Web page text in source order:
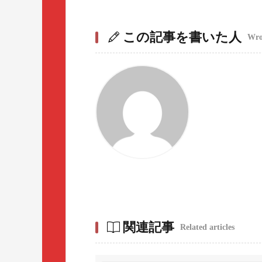
この記事を書いた人
関連記事 Related articles